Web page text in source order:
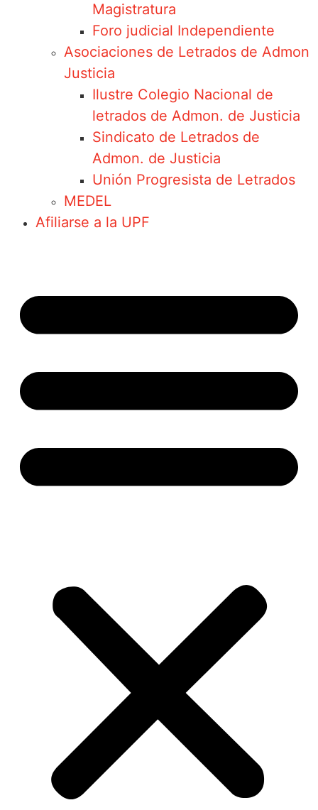
Magistratura
Foro judicial Independiente
Asociaciones de Letrados de Admon
Justicia
Ilustre Colegio Nacional de
letrados de Admon. de Justicia
Sindicato de Letrados de
Admon. de Justicia
Unión Progresista de Letrados
MEDEL
Afiliarse a la UPF